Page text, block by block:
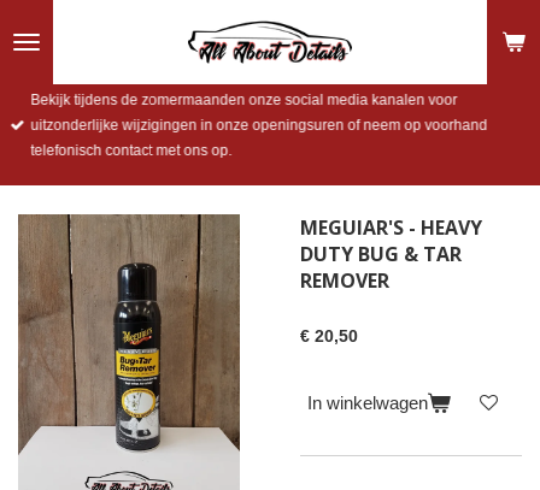
direct
hoofdinhoud
Bekijk tijdens de zomermaanden onze social media kanalen voor
uitzonderlijke wijzigingen in onze openingsuren of neem op voorhand
telefonisch contact met ons op.
MEGUIAR'S - HEAVY
DUTY BUG & TAR
REMOVER
€ 20,50
In winkelwagen